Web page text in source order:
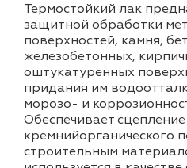
Термостойкий лак
защитной обработки
поверхностей, камня,
железобетонных,
оштукатуренных
придания им
морозо- и
Обеспечивает
кремнийорганического
строительным